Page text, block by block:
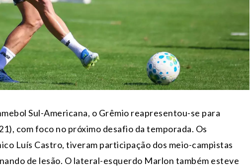
Sul-Americana, o Grêmio reapresentou-se para
com foco no próximo desafio da temporada. Os
Luís Castro, tiveram participação dos meio-campistas
de lesão. O lateral-esquerdo Marlon também esteve